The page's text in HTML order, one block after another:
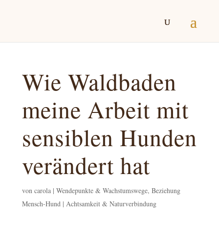
Wie Waldbaden
meine Arbeit mit
sensiblen Hunden
verändert hat
von carola| Wendepunkte & Wachstumswege, Beziehung
Mensch-Hund | Achtsamkeit & Naturverbindung